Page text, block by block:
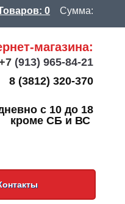
0 Сумма:
магазина:
(913) 965-84-21
8 (3812) 320-370
с 10 до 18
кроме СБ и ВС